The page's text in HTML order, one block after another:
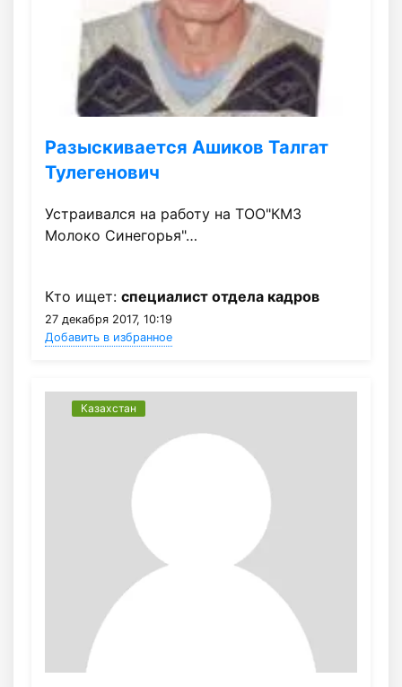
Разыскивается Ашиков Талгат
Тулегенович
Устраивался на работу на ТОО"КМЗ
Молоко Синегорья"…
Кто ищет: специалист отдела кадров
27 декабря 2017, 10:19
Добавить в избранное
Казахстан